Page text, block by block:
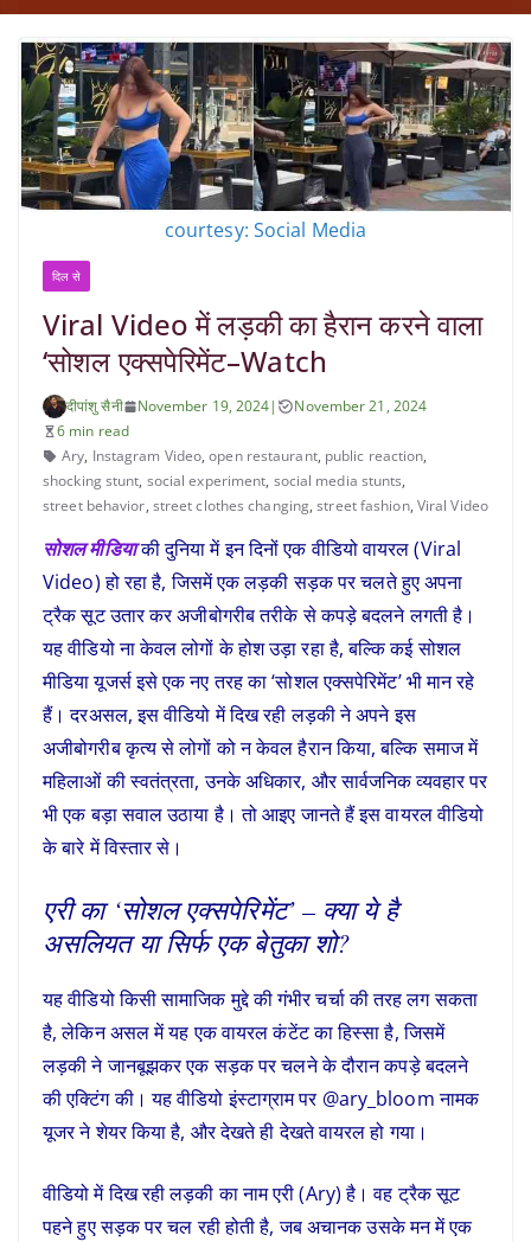
courtesy: Social Media
दिल से
Viral Video में लड़की का हैरान करने वाला
‘सोशल एक्सपेरिमेंट–Watch
दीपांशु सैनी November 19, 2024|
November 21, 2024
6 min read
Ary, Instagram Video,open restaurant, public reaction,
shocking stunt, social experiment, social media stunts,
street behavior, street clothes changing,street fashion, Viral Video
सोशल मीडियाकी दुनिया में इन दिनों एक वीडियो वायरल (Viral
Video) हो रहा है, जिसमें एक लड़की सड़क पर चलते हुए अपना
ट्रैक सूट उतार कर अजीबोगरीब तरीके से कपड़े बदलने लगती है।
यह वीडियो ना केवल लोगों के होश उड़ा रहा है, बल्कि कई सोशल
मीडिया यूजर्स इसे एक नए तरह का ‘सोशल एक्सपेरिमेंट’ भी मान रहे
हैं। दरअसल, इस वीडियो में दिख रही लड़की ने अपने इस
अजीबोगरीब कृत्य से लोगों को न केवल हैरान किया, बल्कि समाज में
महिलाओं की स्वतंत्रता, उनके अधिकार, और सार्वजनिक व्यवहार पर
भी एक बड़ा सवाल उठाया है। तो आइए जानते हैं इस वायरल वीडियो
के बारे में विस्तार से।
एरी का ‘सोशल एक्सपेरिमेंट’ – क्या ये है
असलियत या सिर्फ एक बेतुका शो?
यह वीडियो किसी सामाजिक मुद्दे की गंभीर चर्चा की तरह लग सकता
है, लेकिन असल में यह एक वायरल कंटेंट का हिस्सा है, जिसमें
लड़की ने जानबूझकर एक सड़क पर चलने के दौरान कपड़े बदलने
की एक्टिंग की। यह वीडियो इंस्टाग्राम पर @ary_bloom नामक
यूजर ने शेयर किया है, और देखते ही देखते वायरल हो गया।
वीडियो में दिख रही लड़की का नाम एरी (Ary) है। वह ट्रैक सूट
पहने हुए सड़क पर चल रही होती है, जब अचानक उसके मन में एक